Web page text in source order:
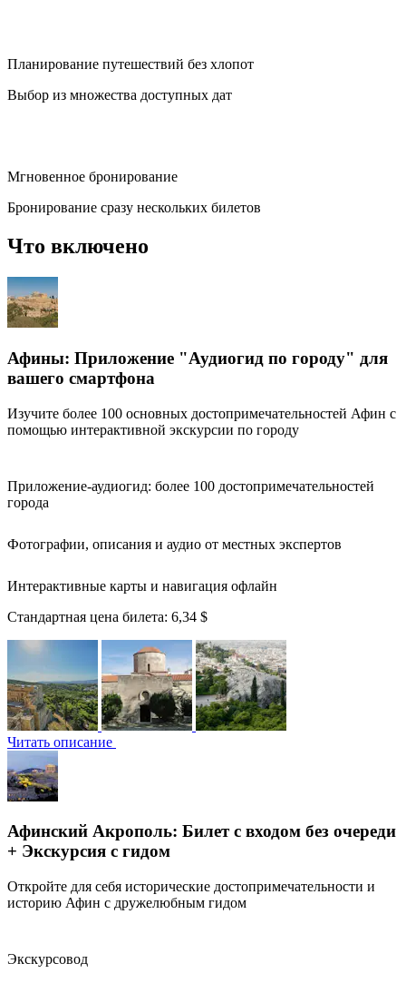
Планирование путешествий без хлопот
Выбор из множества доступных дат
Мгновенное бронирование
Бронирование сразу нескольких билетов
Что включено
Афины: Приложение "Аудиогид по городу" для
вашего смартфона
Изучите более 100 основных достопримечательностей Афин с
помощью интерактивной экскурсии по городу
Приложение-аудиогид: более 100 достопримечательностей
города
Фотографии, описания и аудио от местных экспертов
Интерактивные карты и навигация офлайн
Стандартная цена билета: 6,34 $
Читать описание
Афинский Акрополь: Билет с входом без очереди
+ Экскурсия с гидом
Откройте для себя исторические достопримечательности и
историю Афин с дружелюбным гидом
Экскурсовод